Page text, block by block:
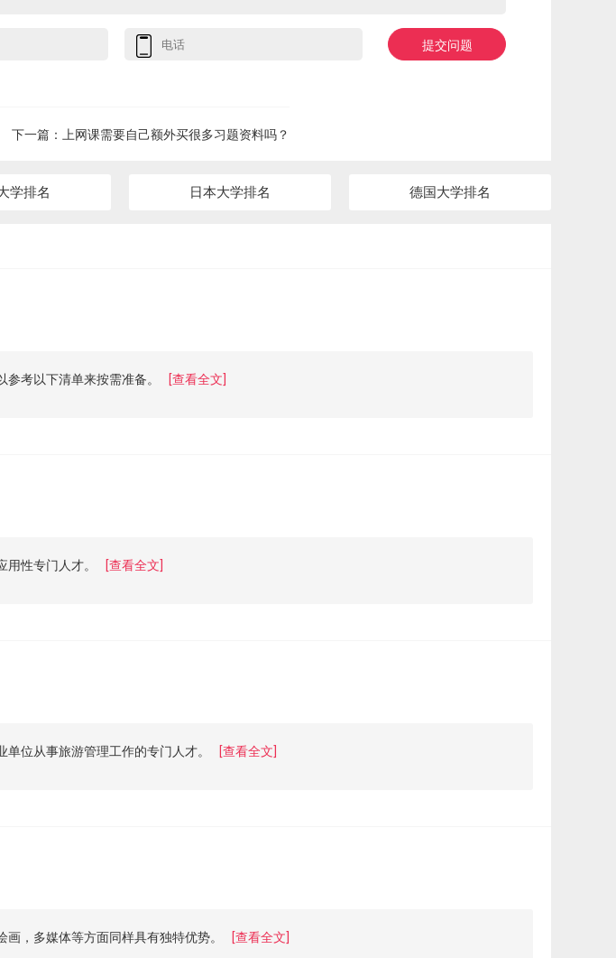
提交问题
下一篇： 上网课需要自己额外买很多习题资料吗？
学排名 日本大学排名 德国大学排名
考以下清单来按需准备。 [查看全文]
性专门人才。 [查看全文]
位从事旅游管理工作的专门人才。 [查看全文]
，多媒体等方面同样具有独特优势。 [查看全文]